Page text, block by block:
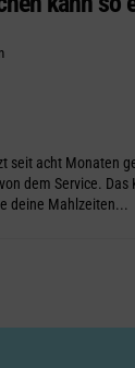
seit acht Monaten
dem Service. Das
deine Mahlzeiten...